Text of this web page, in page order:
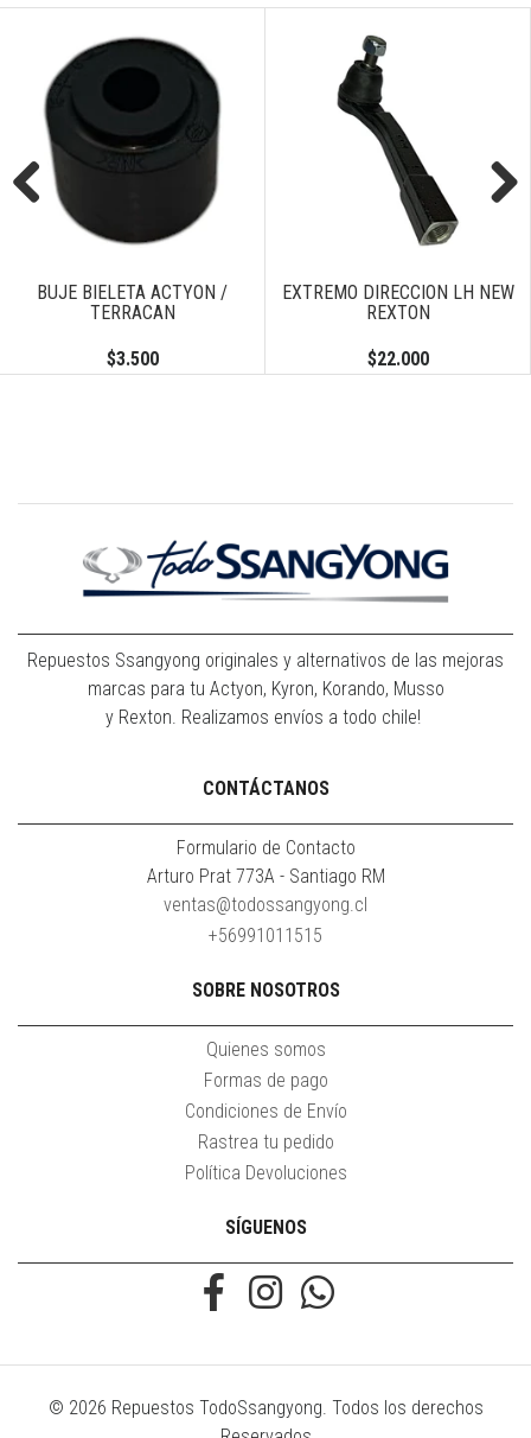
BUJE BIELETA ACTYON /
TERRACAN
$3.500
EXTREMO DIRECCION LH NEW
REXTON
$22.000
Repuestos Ssangyong originales y alternativos de las mejoras
marcas para tu Actyon, Kyron, Korando, Musso
y Rexton. Realizamos envíos a todo chile!
CONTÁCTANOS
Formulario de Contacto
Arturo Prat 773A - Santiago RM
ventas@todossangyong.cl
+56991011515
SOBRE NOSOTROS
Quienes somos
Formas de pago
Condiciones de Envío
Rastrea tu pedido
Política Devoluciones
SÍGUENOS
© 2026 Repuestos TodoSsangyong. Todos los derechos